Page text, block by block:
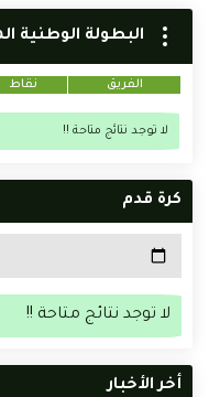
البطولة الوطنية
الفريق نقاط
لا توجد نتائج متاحة !!
كرة قدم
لا توجد نتائج متاحة !!
أخر الأخبار